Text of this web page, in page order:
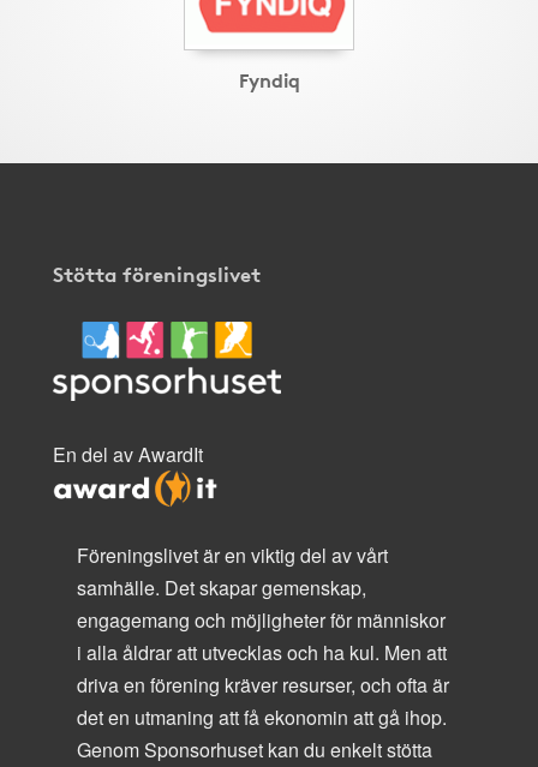
Fyndiq
Stötta föreningslivet
En del av AwardIt
Föreningslivet är en viktig del av vårt
samhälle. Det skapar gemenskap,
engagemang och möjligheter för människor
i alla åldrar att utvecklas och ha kul. Men att
driva en förening kräver resurser, och ofta är
det en utmaning att få ekonomin att gå ihop.
Genom Sponsorhuset kan du enkelt stötta